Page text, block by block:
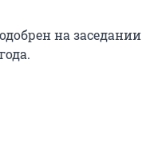
на заседании